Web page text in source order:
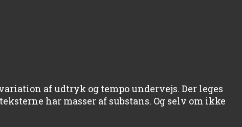
af udtryk og tempo undervejs. Der leges
har masser af substans. Og selv om ikke